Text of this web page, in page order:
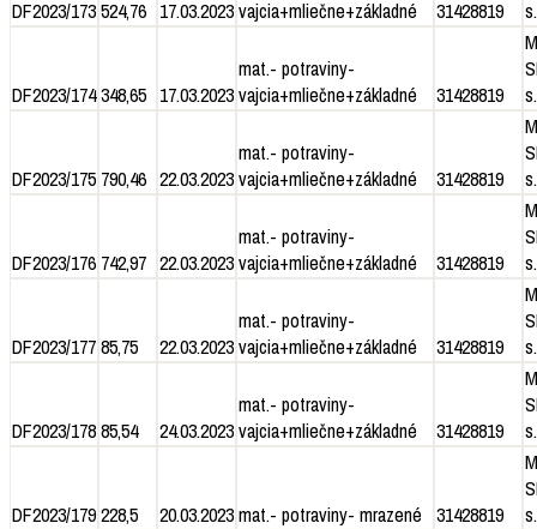
DF2023/173524,76 17.03.2023vajcia+mliečne+základné 31428819
DF2023/174348,65 17.03.2023
mat.- potraviny-
vajcia+mliečne+základné
31428819
DF2023/175 790,46 22.03.2023
mat.- potraviny-
vajcia+mliečne+základné
31428819
DF2023/176 742,97 22.03.2023
mat.- potraviny-
vajcia+mliečne+základné
31428819
DF2023/17785,75 22.03.2023
mat.- potraviny-
vajcia+mliečne+základné
31428819
DF2023/17885,54 24.03.2023
mat.- potraviny-
vajcia+mliečne+základné
31428819
DF2023/179228,5 20.03.2023mat.- potraviny- mrazené 31428819